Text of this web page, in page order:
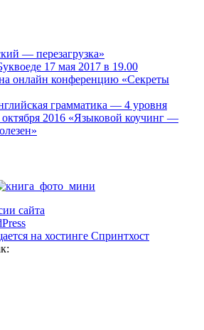
— перезагрузка»
17 мая 2017 в 19.00
онлайн конференцию «Секреты
грамматика — 4 уровня
октября 2016 «Языковой коучинг —
сайта
на хостинге Спринтхост